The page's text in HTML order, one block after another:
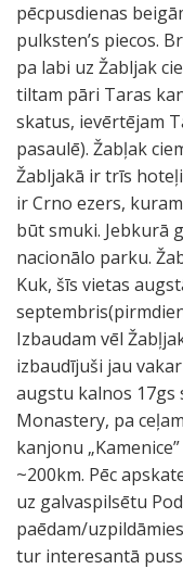
pēcpusdienas
pulksten’s piecos.
pa labi uz Žabljak
tiltam pāri Taras
skatus, ievērtējam
pasaulē). Žabļak
Žabljakā ir trīs
ir Crno ezers,
būt smuki. Jebkurā
nacionālo parku.
Kuk, šīs vietas
Izbaudam vēl
izbaudījuši jau
augstu kalnos
Monastery, pa
kanjonu
~200km. Pēc
uz galvaspilsētu
paēdam/
tur interesantā